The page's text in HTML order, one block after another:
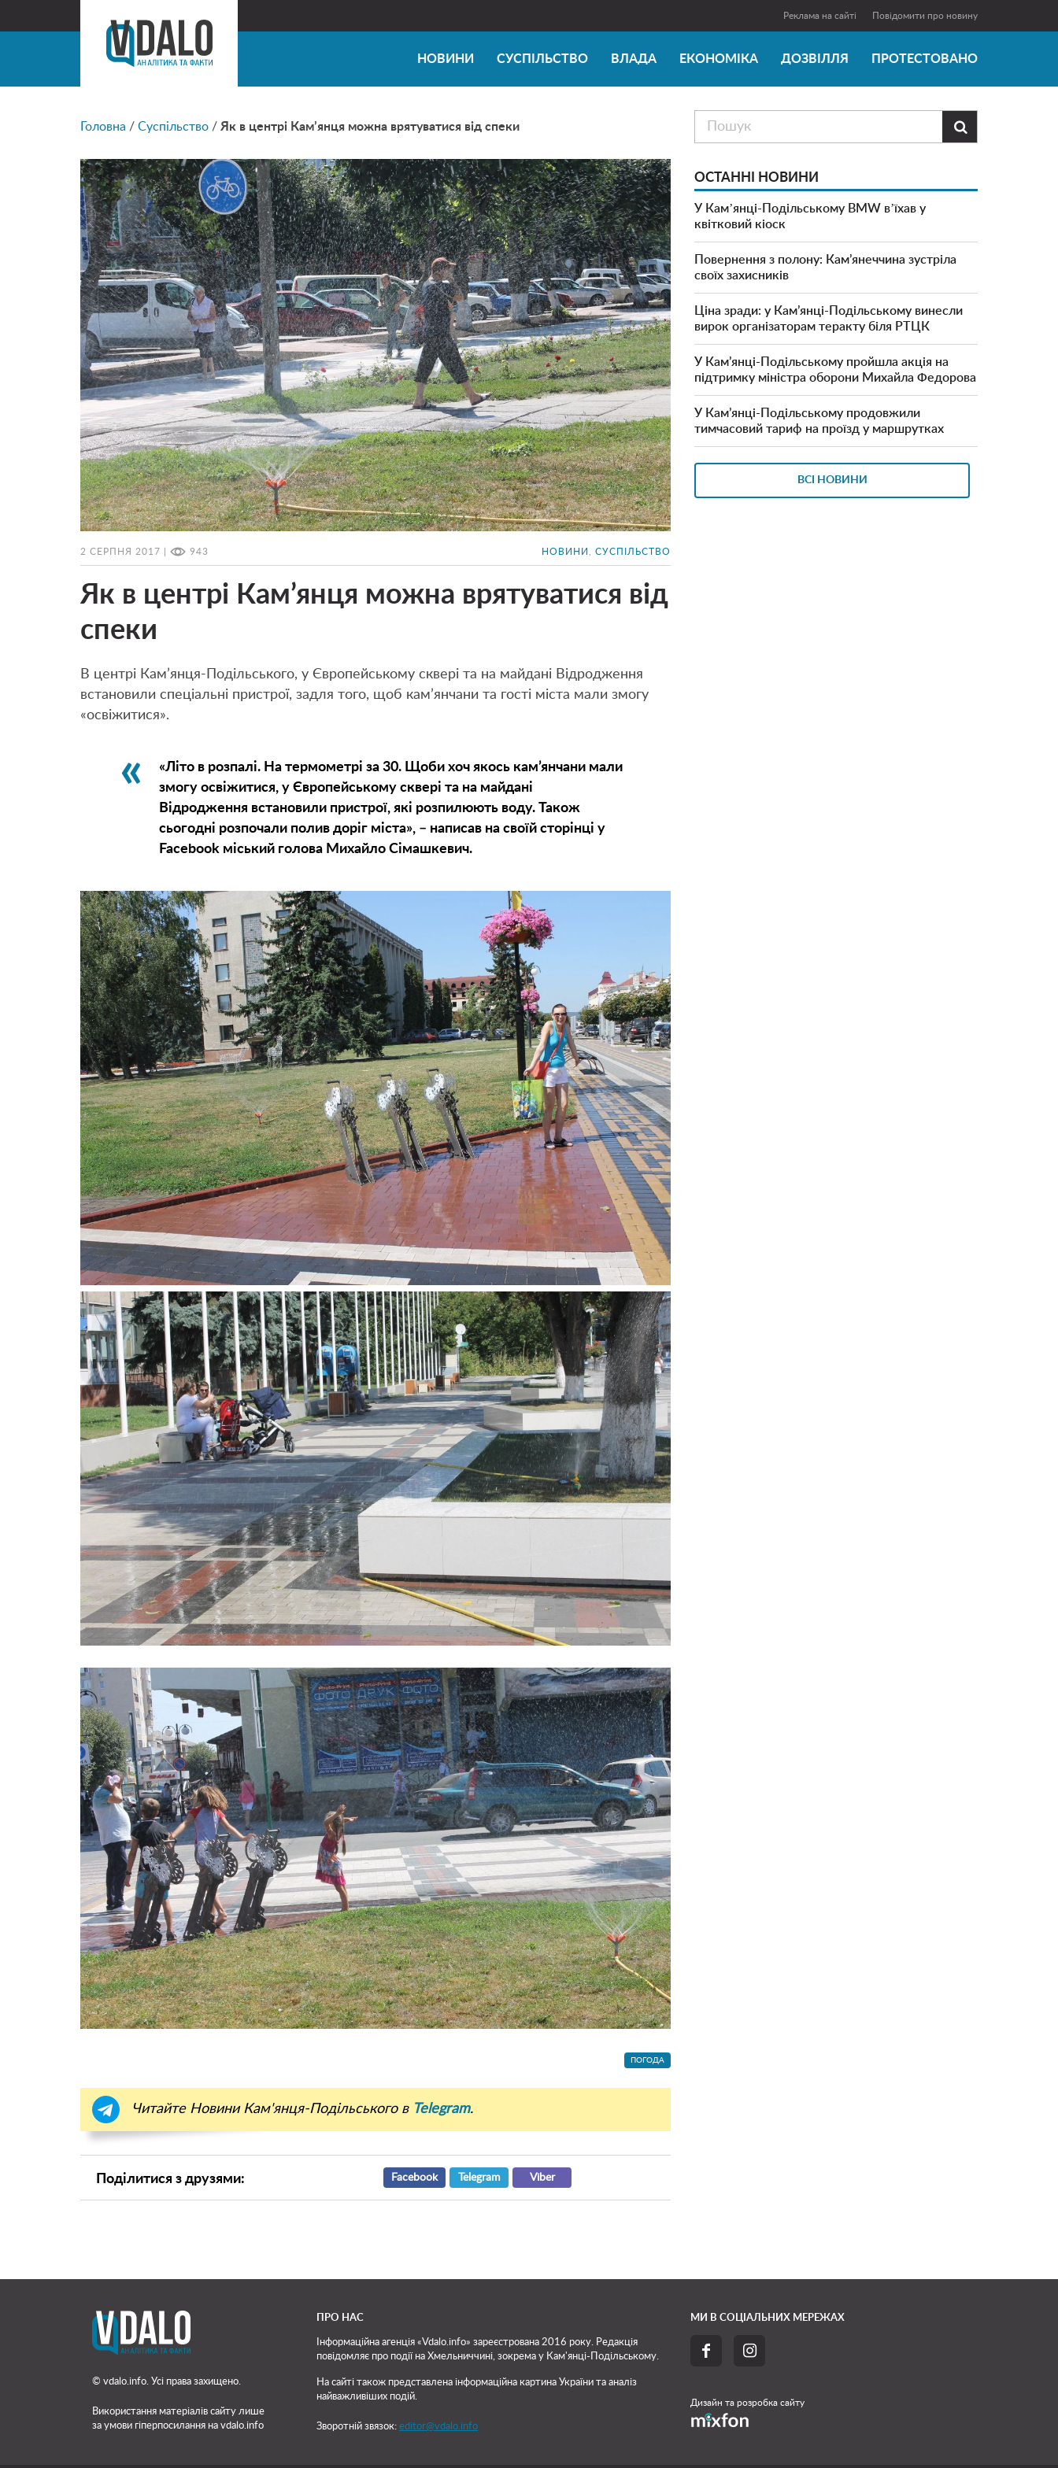
Реклама на сайті Повідомити про новину
НОВИНИ СУСПІЛЬСТВО ВЛАДА ЕКОНОМІКА ДОЗВІЛЛЯ ПРОТЕСТОВАНО
Головна / Суспільство / Як в центрі Кам’янця можна врятуватися від спеки
2 СЕРПНЯ 2017 | 943 НОВИНИ СУСПІЛЬСТВО
Як в центрі Кам’янця можна врятуватися від
спеки
В центрі Кам’янця-Подільського, у Європейському сквері та на майдані Відродження
встановили спеціальні пристрої, задля того, щоб кам’янчани та гості міста мали змогу
«освіжитися».
«Літо в розпалі. На термометрі за 30. Щоби хоч якось кам’янчани мали
змогу освіжитися, у Європейському сквері та на майдані
Відродження встановили пристрої, які розпилюють воду. Також
сьогодні розпочали полив доріг міста», – написав на своїй сторінці у
Facebook міський голова Михайло Сімашкевич.
ПОГОДА
Читайте Новини Кам'янця-Подільського в Telegram.
Поділитися з друзями: Facebook Telegram Viber

ОСТАННІ НОВИНИ
У Камʼянці-Подільському BMW вʼїхав у
квітковий кіоск
Повернення з полону: Кам’янеччина зустріла
своїх захисників
Ціна зради: у Кам’янці-Подільському винесли
вирок організаторам теракту біля РТЦК
У Кам’янці-Подільському пройшла акція на
підтримку міністра оборони Михайла Федорова
У Кам’янці-Подільському продовжили
тимчасовий тариф на проїзд у маршрутках
ВСІ НОВИНИ
© vdalo.info. Усі права захищено.
Використання матеріалів сайту лише
за умови гіперпосилання на vdalo.info
ПРО НАС
Інформаційна агенція «Vdalo.info» зареєстрована 2016 року. Редакція
повідомляє про події на Хмельниччині, зокрема у Кам'янці-Подільському.
На сайті також представлена інформаційна картина України та аналіз
найважливіших подій.
Зворотній звязок: editor@vdalo.info
МИ В СОЦІАЛЬНИХ МЕРЕЖАХ
 
Дизайн та розробка сайту